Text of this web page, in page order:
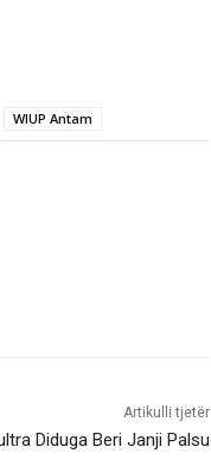
WIUP Antam
Artikulli tjetër
Diduga Beri Janji Palsu